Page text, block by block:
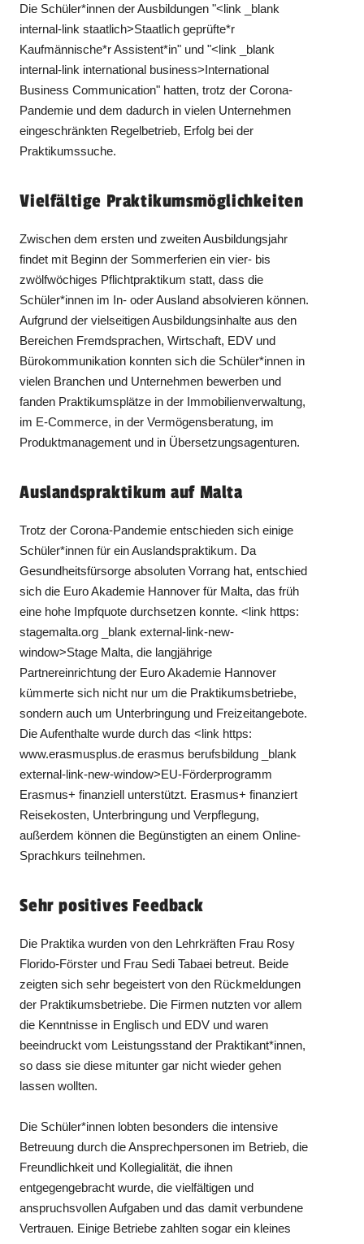
Die Schüler*innen der Ausbildungen "<link _blank
internal-link staatlich>Staatlich geprüfte*r
Kaufmännische*r Assistent*in" und "<link _blank
internal-link international business>International
Business Communication" hatten, trotz der Corona-
Pandemie und dem dadurch in vielen Unternehmen
eingeschränkten Regelbetrieb, Erfolg bei der
Praktikumssuche.
Vielfältige Praktikumsmöglichkeiten
Zwischen dem ersten und zweiten Ausbildungsjahr
findet mit Beginn der Sommerferien ein vier- bis
zwölfwöchiges Pflichtpraktikum statt, dass die
Schüler*innen im In- oder Ausland absolvieren können.
Aufgrund der vielseitigen Ausbildungsinhalte aus den
Bereichen Fremdsprachen, Wirtschaft, EDV und
Bürokommunikation konnten sich die Schüler*innen in
vielen Branchen und Unternehmen bewerben und
fanden Praktikumsplätze in der Immobilienverwaltung,
im E-Commerce, in der Vermögensberatung, im
Produktmanagement und in Übersetzungsagenturen.
Auslandspraktikum auf Malta
Trotz der Corona-Pandemie entschieden sich einige
Schüler*innen für ein Auslandspraktikum. Da
Gesundheitsfürsorge absoluten Vorrang hat, entschied
sich die Euro Akademie Hannover für Malta, das früh
eine hohe Impfquote durchsetzen konnte. <link https:
stagemalta.org _blank external-link-new-
window>Stage Malta, die langjährige
Partnereinrichtung der Euro Akademie Hannover
kümmerte sich nicht nur um die Praktikumsbetriebe,
sondern auch um Unterbringung und Freizeitangebote.
Die Aufenthalte wurde durch das <link https:
www.erasmusplus.de erasmus berufsbildung _blank
external-link-new-window>EU-Förderprogramm
Erasmus+ finanziell unterstützt. Erasmus+ finanziert
Reisekosten, Unterbringung und Verpflegung,
außerdem können die Begünstigten an einem Online-
Sprachkurs teilnehmen.
Sehr positives Feedback
Die Praktika wurden von den Lehrkräften Frau Rosy
Florido-Förster und Frau Sedi Tabaei betreut. Beide
zeigten sich sehr begeistert von den Rückmeldungen
der Praktikumsbetriebe. Die Firmen nutzten vor allem
die Kenntnisse in Englisch und EDV und waren
beeindruckt vom Leistungsstand der Praktikant*innen,
so dass sie diese mitunter gar nicht wieder gehen
lassen wollten.
Die Schüler*innen lobten besonders die intensive
Betreuung durch die Ansprechpersonen im Betrieb, die
Freundlichkeit und Kollegialität, die ihnen
entgegengebracht wurde, die vielfältigen und
anspruchsvollen Aufgaben und das damit verbundene
Vertrauen. Einige Betriebe zahlten sogar ein kleines